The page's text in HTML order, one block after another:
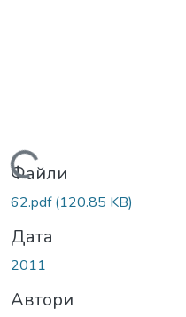
Вантажиться...
Файли
62.pdf(120.85 KB)
Дата
2011
Автори